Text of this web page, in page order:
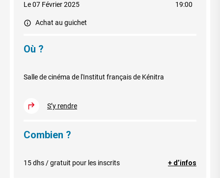
Le 07 Février 2025 19:00
Achat au guichet
Où ?
Salle de cinéma de l'Institut français de Kénitra
S’y rendre
Combien ?
15 dhs / gratuit pour les inscrits + d’infos